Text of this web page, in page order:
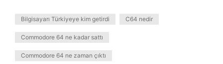
Bilgisayarı Türkiyeye kim getirdi C64 nedir
Commodore 64 ne kadar sattı
Commodore 64 ne zaman çıktı